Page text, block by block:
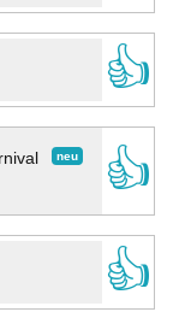
👍
neu
👍
👍